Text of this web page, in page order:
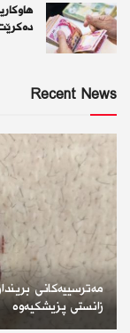
Recent News
مەترسییەکانی
زانستی پزیشکیەوە